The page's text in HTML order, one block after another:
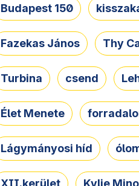
Budapest 150
Fazekas János Thy
Turbina csend
Élet Menete
Lágymányosi híd
XII.kerület Kylie